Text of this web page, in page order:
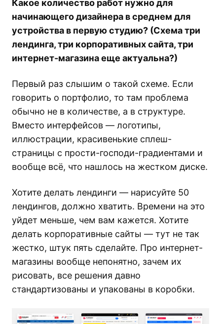
Какое количество работ нужно для
начинающего дизайнера в среднем для
устройства в первую студию? (Схема три
лендинга, три корпоративных сайта, три
интернет-магазина еще актуальна?)
Первый раз слышим о такой схеме. Если
говорить о портфолио, то там проблема
обычно не в количестве, а в структуре.
Вместо интерфейсов — логотипы,
иллюстрации, красивенькие сплеш-
страницы с прости-господи-градиентами и
вообще всё, что нашлось на жестком диске.
Хотите делать лендинги — нарисуйте 50
лендингов, должно хватить. Времени на это
уйдет меньше, чем вам кажется. Хотите
делать корпоративные сайты — тут не так
жестко, штук пять сделайте. Про интернет-
магазины вообще непонятно, зачем их
рисовать, все решения давно
стандартизованы и упакованы в коробки.